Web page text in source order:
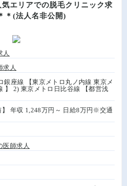
気エリアでの脱毛クリニック求
＊(法人名非公開)
人
求人
銀座線 【東京メトロ丸ノ内線 東京メ
】 2) 東京メトロ日比谷線 【都営浅
】 年収 1,248万円～ 日給8万円※交通
医師求人